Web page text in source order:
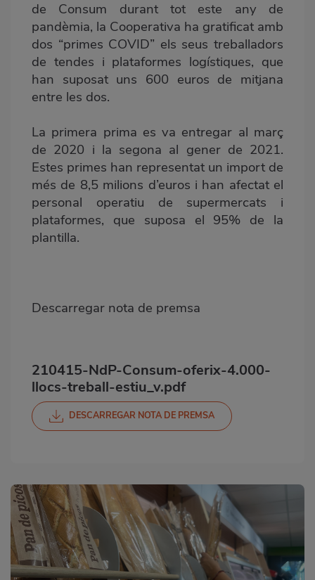
de Consum durant tot este any de
pandèmia, la Cooperativa ha gratificat amb
dos “primes COVID” els seus treballadors
de tendes i plataformes logístiques, que
han suposat uns 600 euros de mitjana
entre les dos.
La primera prima es va entregar al març
de 2020 i la segona al gener de 2021.
Estes primes han representat un import de
més de 8,5 milions d’euros i han afectat el
personal operatiu de supermercats i
plataformes, que suposa el 95% de la
plantilla.
Descarregar nota de premsa
210415-NdP-Consum-oferix-4.000-
llocs-treball-estiu_v.pdf
DESCARREGAR NOTA DE PREMSA